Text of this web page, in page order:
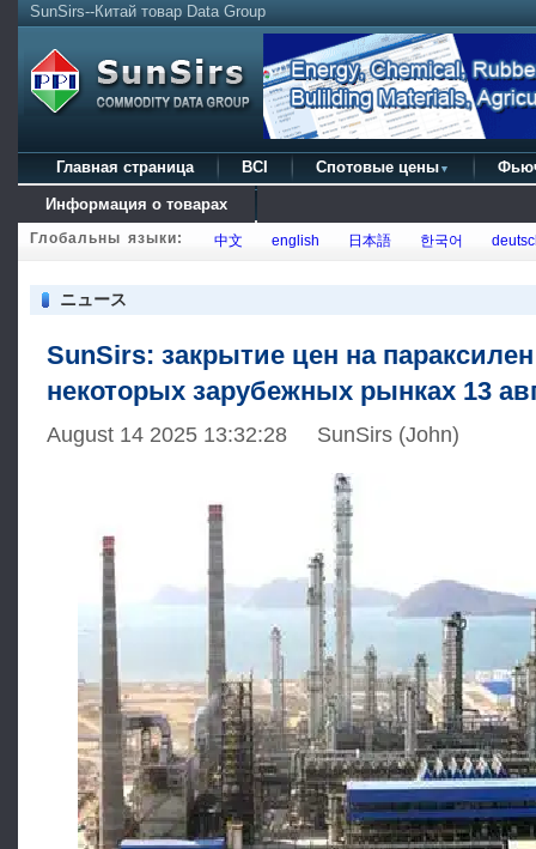
SunSirs--Китай товар Data Group
Главная страница BCI Спотовые цены ▼
Информация о товарах
Глобальны языки: 中文 english 日本語 한국어
ニュース
SunSirs: закрытие цен на
некоторых зарубежных рынках 13
August 14 2025 13:32:28 SunSirs (John)